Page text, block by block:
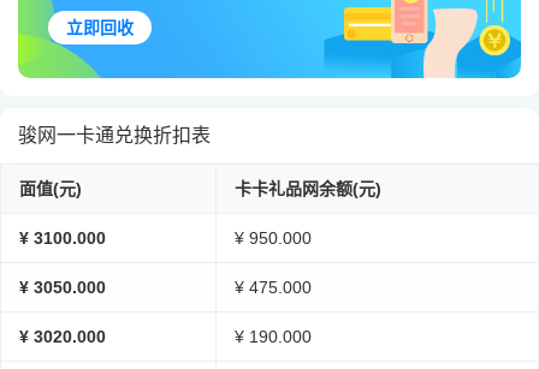
立即回收
骏网一卡通兑换折扣表
面值(元) 卡卡礼品网余额(元)
¥ 3100.000 ¥ 950.000
¥ 3050.000 ¥ 475.000
¥ 3020.000 ¥ 190.000